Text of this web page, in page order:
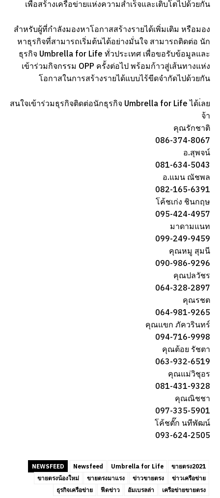
เพื่อสร้างเครือข่ายแห่งความสำเร็จและเติบโตไปด้วยกัน
สำหรับผู้ที่กำลังมองหาโอกาสสร้างรายได้เพิ่มเติม หรือมอง
หาธุรกิจที่สามารถเริ่มต้นได้อย่างมั่นใจ สามารถติดต่อ นัก
ธุรกิจ Umbrella for Life ทั่วประเทศ เพื่อขอรับข้อมูลและ
เข้าร่วมกิจกรรม OPP ครั้งต่อไป พร้อมก้าวสู่เส้นทางแห่ง
โอกาสในการสร้างรายได้แบบไร้ขีดจำกัดไปด้วยกัน
สนใจเข้าร่วมธุรกิจติดต่อนักธุรกิจ Umbrella for Life ได้เ่ลย
จ้า
คุณรักชาติ​
086-374-8067
อ.สุพจน์​
081-634-5043
อ.แมน ณัชพล​
082-165-6391
โค้ชเก่ง​ ชินกฤษ
095-424-4957
มาดามแนท
099-249-9459
คุณหมู​ สุมนี
090-986-9296
คุณ​ปลวัชร
064-328-2897
คุณ​รชต​
064-981-9265
คุณแขก​ ภัควรินทร์
094-716-9998
คุณต้อย​ รัชตา​
063-932-6519
คุณ​แม่วิชุอร​
081-431-9328
คุณ​ณิชชา
097-335-5901
โค้ชตั๊ก​ นทีพัฒน์​
093-624-2505​
NEWSFEED Newsfeed Umbrella for Life
ขายตรง2021
ขายตรงน้องใหม่
ขายตรงมาแรง ข่าวขายตรง
ข่าวเครือข่าย
ธุรกิจเครือข่าย
ฟีดข่าว อัมเบรลล่า เครือข่ายขายตรง